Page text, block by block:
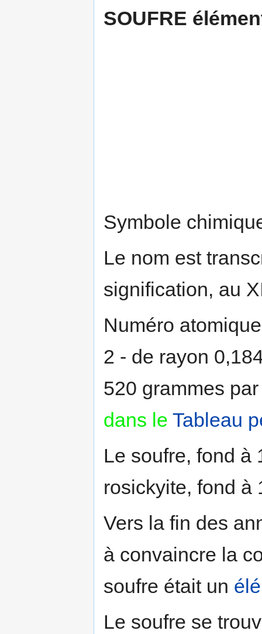
SOUFRE
Symbole
Le nom est
signification, au
Numéro
2 - de rayon
520 grammes
dans le Tableau
Le soufre, fond à
rosickyite, fond à
Vers la fin des
à convaincre la
soufre était un
Le soufre se